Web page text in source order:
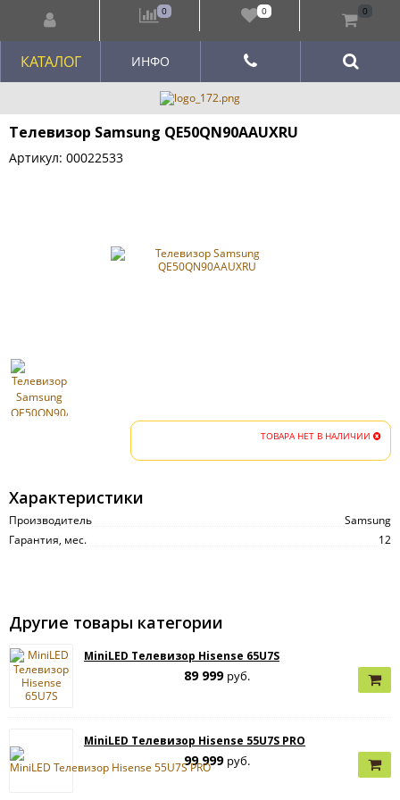
КАТАЛОГ ИНФО
Телевизор Samsung QE50QN90AAUXRU
Артикул: 00022533
ТОВАРА НЕТ В НАЛИЧИИ
Характеристики
Производитель
Samsung
Гарантия, мес.
12
Другие товары категории
MiniLED Телевизор Hisense 65U7S
89 999 руб.
MiniLED Телевизор Hisense 55U7S PRO
99 999 руб.
0 0 0